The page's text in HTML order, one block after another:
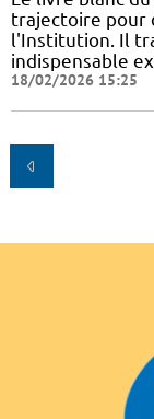
trajectoire pour
l'Institution. Il
indispensable
18/02/2026 15:25